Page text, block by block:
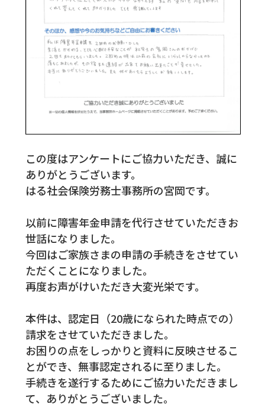
この度はアンケートにご協力いただき、誠に
ありがとうございます。
はる社会保険労務士事務所の宮岡です。
以前に障害年金申請を代行させていただきお
世話になりました。
今回はご家族さまの申請の手続きをさせてい
ただくことになりました。
再度お声がけいただき大変光栄です。
本件は、認定日（20歳になられた時点での）
請求をさせていただきました。
お困りの点をしっかりと資料に反映させるこ
とができ、無事認定されるに至りました。
手続きを遂行するためにご協力いただきまし
て、ありがとうございました。